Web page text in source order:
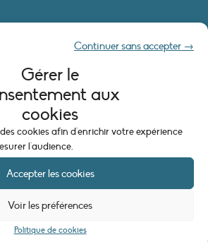
Gérer le
aux
cookies
cookies afin d'enrichir votre expérience
l'audience.
Accepter les cookies
Continuer sans accepter →
Voir les préférences
Politique de cookies
LÉGALES
(UE)